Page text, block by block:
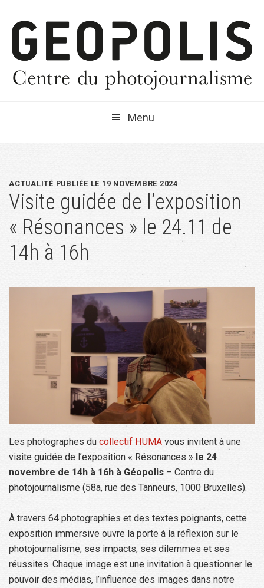
navigation
principale
contenu
principal
barre
latérale
Menu
ACTUALITÉ PUBLIÉE LE 19 NOVEMBRE 2024
Visite guidée de l’exposition
« Résonances » le 24.11 de
14h à 16h
Les photographes du collectif HUMA vous invitent à une
visite guidée de l’exposition « Résonances » le 24
novembre de 14h à 16h à Géopolis – Centre du
photojournalisme (58a, rue des Tanneurs, 1000 Bruxelles).
À travers 64 photographies et des textes poignants, cette
exposition immersive ouvre la porte à la réflexion sur le
photojournalisme, ses impacts, ses dilemmes et ses
réussites. Chaque image est une invitation à questionner le
pouvoir des médias, l’influence des images dans notre